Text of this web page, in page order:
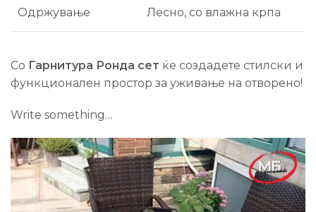
Одржување Лесно, со влажна крпа
Со Гарнитура Ронда сет ќе создадете стилски и
функционален простор за уживање на отворено!
Write something…